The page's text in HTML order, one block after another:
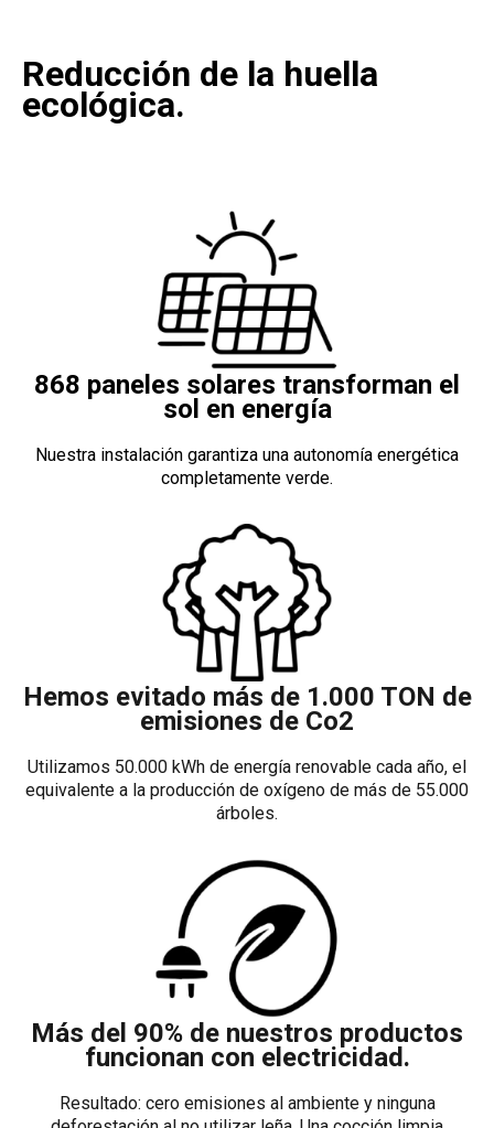
Reducción de la huella
ecológica.
868 paneles solares transforman el
sol en energía
Nuestra instalación garantiza una autonomía energética
completamente verde.
Hemos evitado más de 1.000 TON de
emisiones de Co2
Utilizamos 50.000 kWh de energía renovable cada año, el
equivalente a la producción de oxígeno de más de 55.000
árboles.
Más del 90% de nuestros productos
funcionan con electricidad.
Resultado: cero emisiones al ambiente y ninguna